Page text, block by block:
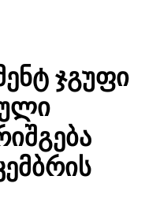
ჯგუფი